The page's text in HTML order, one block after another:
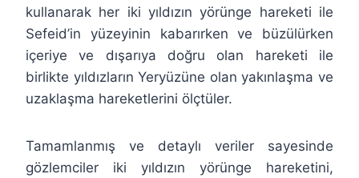
kullanarak her iki yıldızın yörünge hareketi ile
Sefeid’in yüzeyinin kabarırken ve büzülürken
içeriye ve dışarıya doğru olan hareketi ile
birlikte yıldızların Yeryüzüne olan yakınlaşma ve
uzaklaşma hareketlerini ölçtüler.
Tamamlanmış ve detaylı veriler sayesinde
gözlemciler iki yıldızın yörünge hareketini,